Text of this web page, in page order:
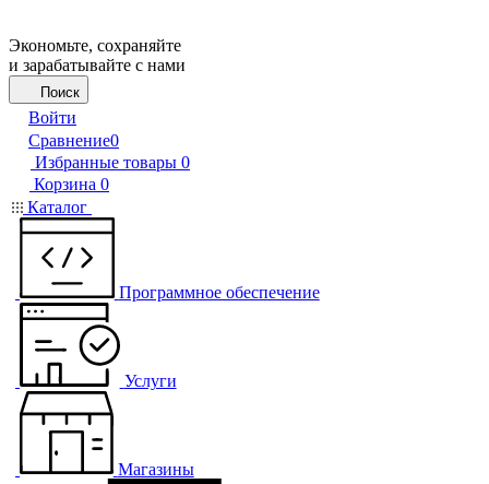
Экономьте, сохраняйте
и зарабатывайте с нами
Поиск
Войти
Сравнение0
Избранные товары 0
Корзина 0
Каталог
Программное обеспечение
Услуги
Магазины